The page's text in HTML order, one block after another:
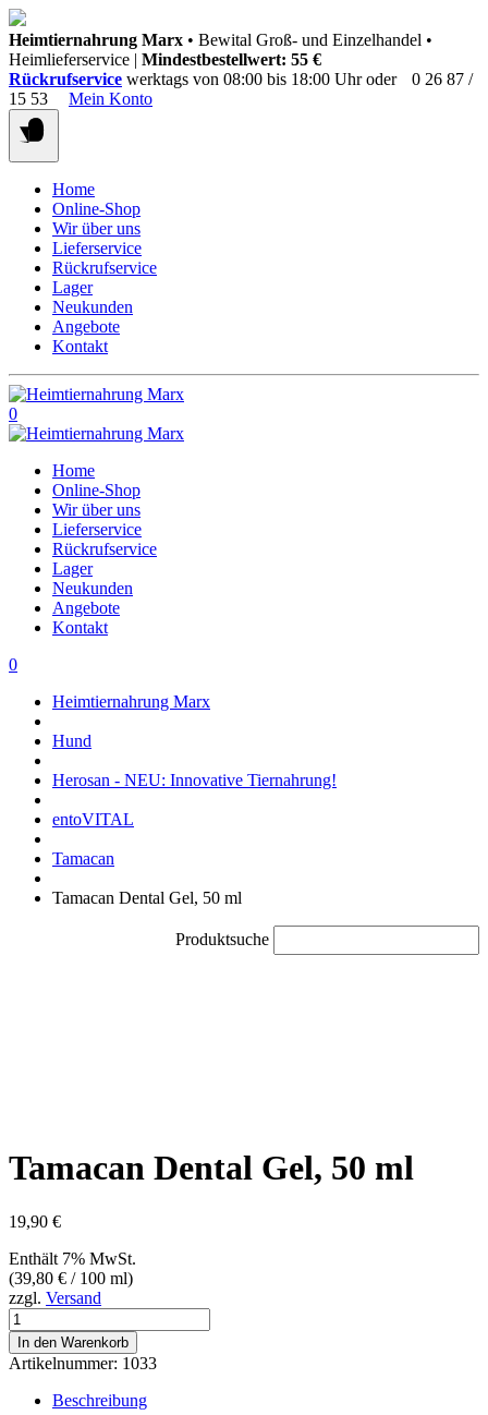
Springen
Sie
zum
Inhalt
Heimtiernahrung Marx • Bewital Groß- und Einzelhandel •
Heimlieferservice | Mindestbestellwert: 55 €
Rückrufservice werktags von 08:00 bis 18:00 Uhr oder
0 26 87 /
15 53
Mein Konto
Home
Online-Shop
Wir über uns
Lieferservice
Rückrufservice
Lager
Neukunden
Angebote
Kontakt
0
Home
Online-Shop
Wir über uns
Lieferservice
Rückrufservice
Lager
Neukunden
Angebote
Kontakt
0
Heimtiernahrung Marx
Hund
Herosan - NEU: Innovative Tiernahrung!
entoVITAL
Tamacan
Tamacan Dental Gel, 50 ml
Produktsuche
Tamacan Dental Gel, 50 ml
19,90 €
Enthält 7% MwSt.
(39,80 € / 100 ml)
zzgl. Versand
Tamacan
Dental
Gel,
50
In den Warenkorb
Artikelnummer: 1033
Beschreibung